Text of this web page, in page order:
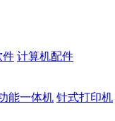
件 计算机配件
能一体机 针式打印机